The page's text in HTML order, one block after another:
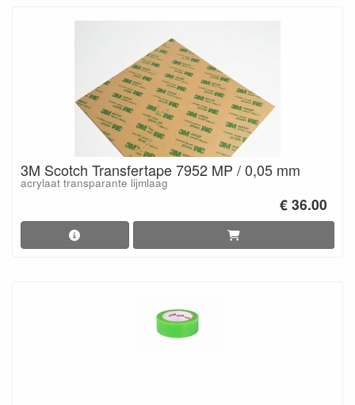
3M Scotch Transfertape 7952 MP / 0,05 mm
acrylaat transparante lijmlaag
€ 36.00